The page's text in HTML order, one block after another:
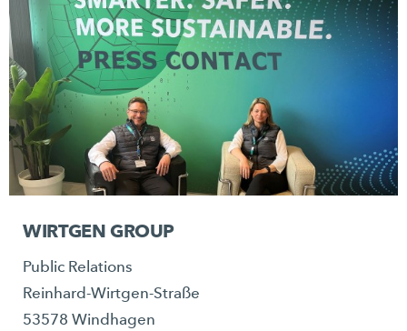
WIRTGEN GROUP
Public Relations
Reinhard-Wirtgen-Straße
53578 Windhagen